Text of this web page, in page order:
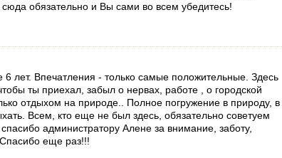
обязательно и Вы сами во всем убедитесь!
лет. Впечатления - только самые положительные. Здесь
ты приехал, забыл о нервах, работе , о городской
отдыхом на природе.. Полное погружение в природу, в
Всем, кто еще не был здесь, обязательно советуем
администратору Алене за внимание, заботу,
Спасибо еще раз!!!